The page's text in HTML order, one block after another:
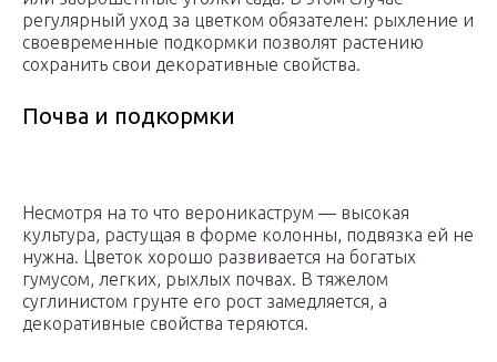
регулярный уход за цветком обязателен: рыхление и
своевременные подкормки позволят растению
сохранить свои декоративные свойства.
Почва и подкормки
Несмотря на то что вероникаструм — высокая
культура, растущая в форме колонны, подвязка ей не
нужна. Цветок хорошо развивается на богатых
гумусом, легких, рыхлых почвах. В тяжелом
суглинистом грунте его рост замедляется, а
декоративные свойства теряются.